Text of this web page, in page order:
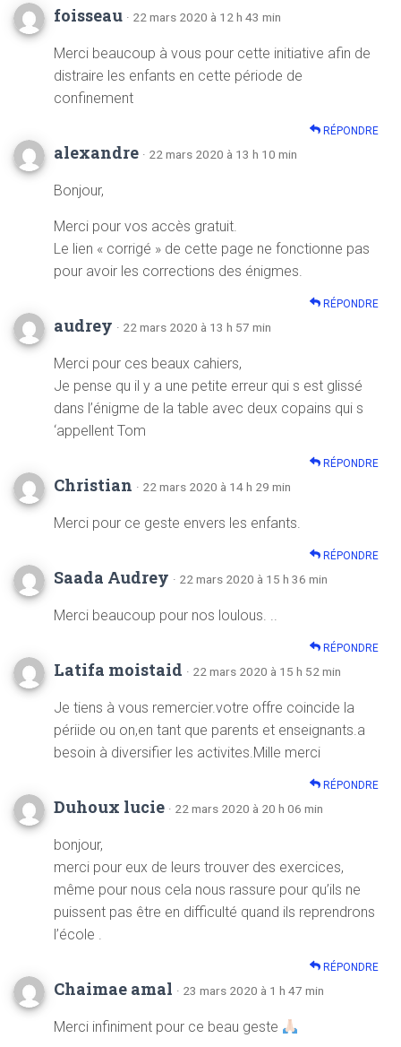
foisseau · 22 mars 2020 à 12 h 43 min
Merci beaucoup à vous pour cette initiative afin de
distraire les enfants en cette période de
confinement
RÉPONDRE
alexandre · 22 mars 2020 à 13 h 10 min
Bonjour,
Merci pour vos accès gratuit.
Le lien « corrigé » de cette page ne fonctionne pas
pour avoir les corrections des énigmes.
RÉPONDRE
audrey · 22 mars 2020 à 13 h 57 min
Merci pour ces beaux cahiers,
Je pense qu il y a une petite erreur qui s est glissé
dans l’énigme de la table avec deux copains qui s
‘appellent Tom
RÉPONDRE
Christian · 22 mars 2020 à 14 h 29 min
Merci pour ce geste envers les enfants.
RÉPONDRE
Saada Audrey · 22 mars 2020 à 15 h 36 min
Merci beaucoup pour nos loulous. ..
RÉPONDRE
Latifa moistaid · 22 mars 2020 à 15 h 52 min
Je tiens à vous remercier.votre offre coincide la
périide ou on,en tant que parents et enseignants.a
besoin à diversifier les activites.Mille merci
RÉPONDRE
Duhoux lucie · 22 mars 2020 à 20 h 06 min
bonjour,
merci pour eux de leurs trouver des exercices,
même pour nous cela nous rassure pour qu’ils ne
puissent pas être en difficulté quand ils reprendrons
l’école .
RÉPONDRE
Chaimae amal · 23 mars 2020 à 1 h 47 min
Merci infiniment pour ce beau geste